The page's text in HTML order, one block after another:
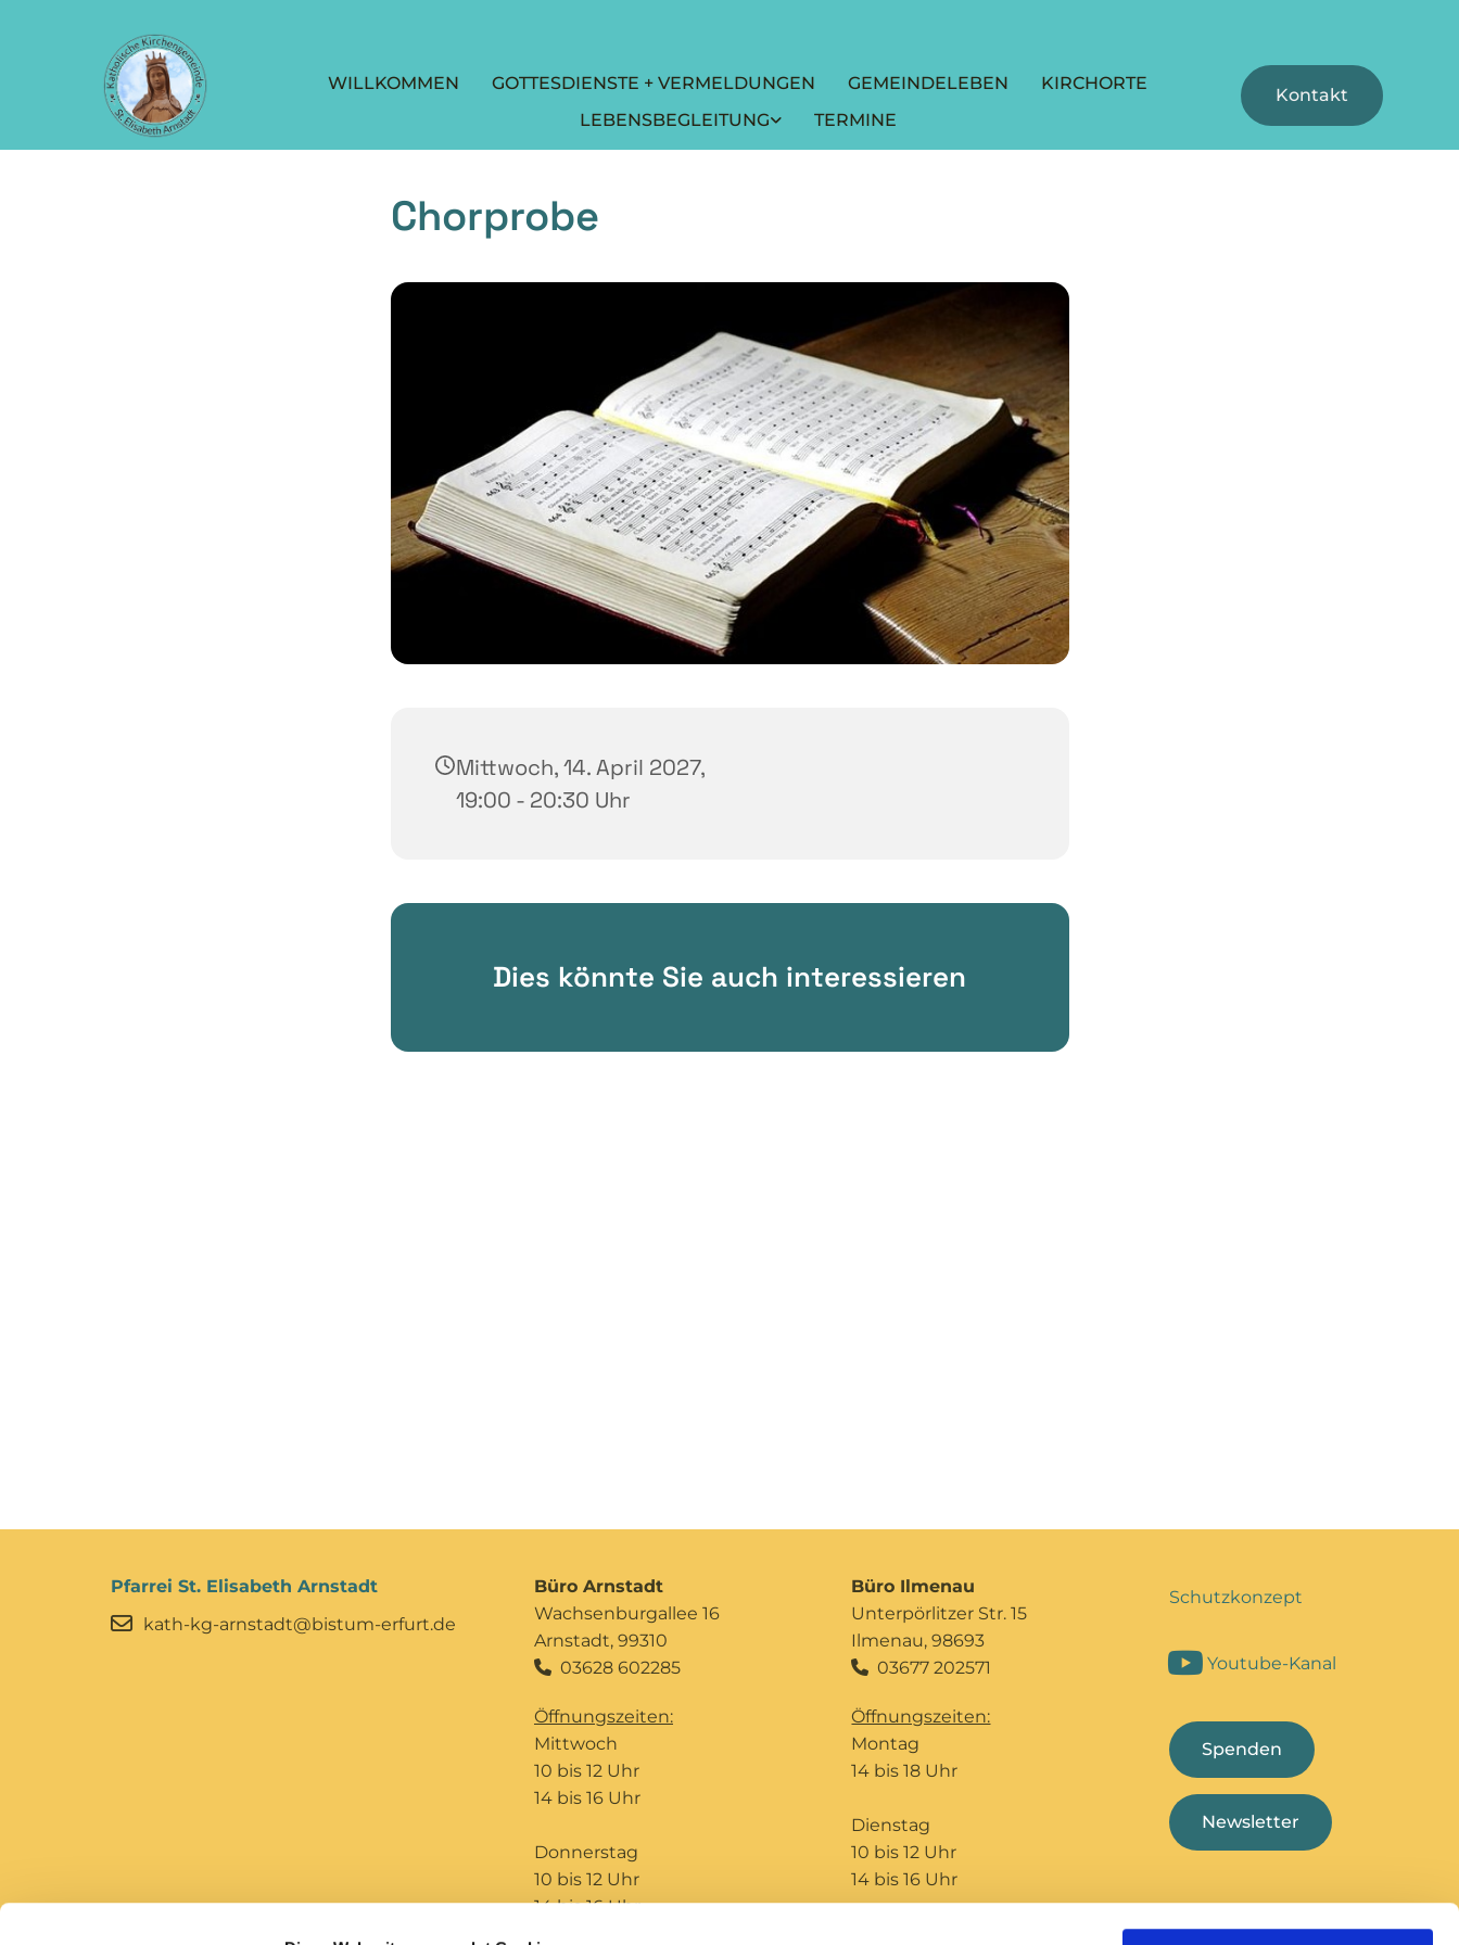
WILLKOMMEN GOTTESDIENSTE + VERMELDUNGEN GEMEINDELEBEN
KIRCHORTE
LEBENSBEGLEITUNG
TERMINE
Kontakt
Chorprobe
Mittwoch, 14. April 2027,
19:00 - 20:30 Uhr
Dies könnte Sie auch interessieren
Pfarrei St. Elisabeth Arnstadt
kath-kg-arnstadt@bistum-erfurt.de
Büro Arnstadt
Wachsenburgallee 16
Arnstadt, 99310
03628 602285
Öffnungszeiten:
Mittwoch
10 bis 12 Uhr
14 bis 16 Uhr
Donnerstag
10 bis 12 Uhr
14 bis 16 Uhr
Büro Ilmenau
Unterpörlitzer Str. 15
Ilmenau, 98693
 03677 202571
Öffnungszeiten:
Montag
14 bis 18 Uhr
Dienstag
10 bis 12 Uhr
14 bis 16 Uhr
Schutzkonzept
Youtube-Kanal
Spenden
Newsletter